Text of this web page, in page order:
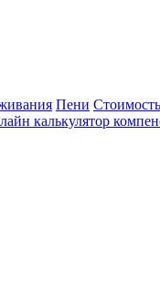
Пени
калькулятор